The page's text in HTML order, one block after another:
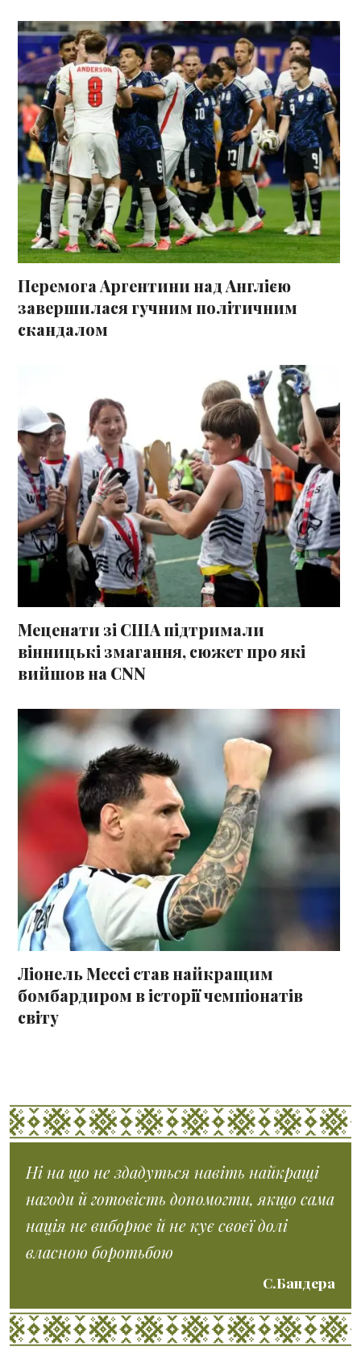
Перемога Аргентини над Англією
завершилася гучним політичним
скандалом
Меценати зі США підтримали
вінницькі змагання, сюжет про які
вийшов на CNN
Ліонель Мессі став найкращим
бомбардиром в історії чемпіонатів
світу
Ні на що не здадуться навіть найкращі
нагоди й готовість допомогти, якщо сама
нація не виборює й не кує своєї долі
власною боротьбою
С.Бандера